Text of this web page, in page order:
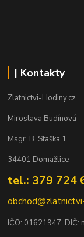
| Kontakty
Zlatnictvi-Hodiny.cz
Miroslava Budínová
Msgr. B. Staška 1
34401 Domažlice
tel.: 379 724
IČO: 01621947, DIČ: